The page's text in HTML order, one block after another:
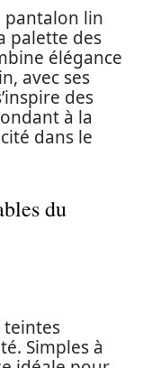
pantalon lin
palette des
élégance
avec ses
des
à la
dans le
du
teintes
Simples à